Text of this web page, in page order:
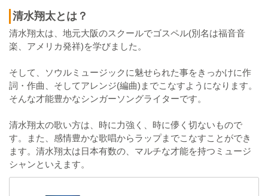
清水翔太とは？
清水翔太は、地元大阪のスクールでゴスペル(別名は福音音
楽、アメリカ発祥)を学びました。
そして、ソウルミュージックに魅せられた事をきっかけに作
詞・作曲、そしてアレンジ(編曲)までこなすようになります。
そんな才能豊かなシンガーソングライターです。
清水翔太の歌い方は、時に力強く、時に儚く切ないもので
す。また、感情豊かな歌唱からラップまでこなすことができ
ます。清水翔太は日本有数の、マルチな才能を持つミュージ
シャンといえます。